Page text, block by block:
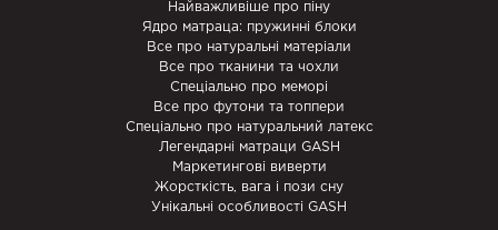
Найважливіше про піну
Ядро матраца: пружинні блоки
Все про натуральні матеріали
Все про тканини та чохли
Спеціально про меморі
Все про футони та топпери
Спеціально про натуральний латекс
Легендарні матраци GASH
Маркетингові виверти
Жорсткість, вага і пози сну
Унікальні особливості GASH